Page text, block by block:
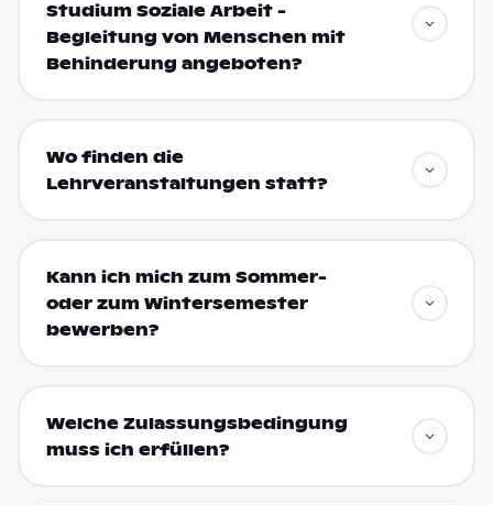
Studium Soziale Arbeit -
Begleitung von Menschen mit
Behinderung angeboten?
Wo finden die
Lehrveranstaltungen statt?
Kann ich mich zum Sommer-
oder zum Wintersemester
bewerben?
Welche Zulassungsbedingung
muss ich erfüllen?